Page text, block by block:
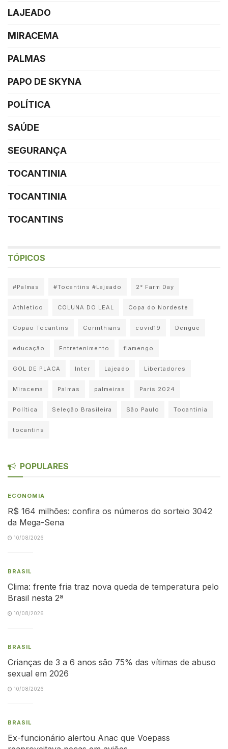
LAJEADO
MIRACEMA
PALMAS
PAPO DE SKYNA
POLÍTICA
SAÚDE
SEGURANÇA
TOCANTINIA
TOCANTINIA
TOCANTINS
TÓPICOS
#Palmas #Tocantins #Lajeado 2° Farm Day
Athletico COLUNA DO LEAL Copa do Nordeste
Copão Tocantins Corinthians covid19 Dengue
educação Entretenimento flamengo
GOL DE PLACA Inter Lajeado Libertadores
Miracema Palmas palmeiras Paris 2024
Política Seleção Brasileira São Paulo Tocantinia
tocantins
POPULARES
ECONOMIA
R$ 164 milhões: confira os números do sorteio 3042
da Mega-Sena
10/08/2026
BRASIL
Clima: frente fria traz nova queda de temperatura pelo
Brasil nesta 2ª
10/08/2026
BRASIL
Crianças de 3 a 6 anos são 75% das vítimas de abuso
sexual em 2026
10/08/2026
BRASIL
Ex-funcionário alertou Anac que Voepass